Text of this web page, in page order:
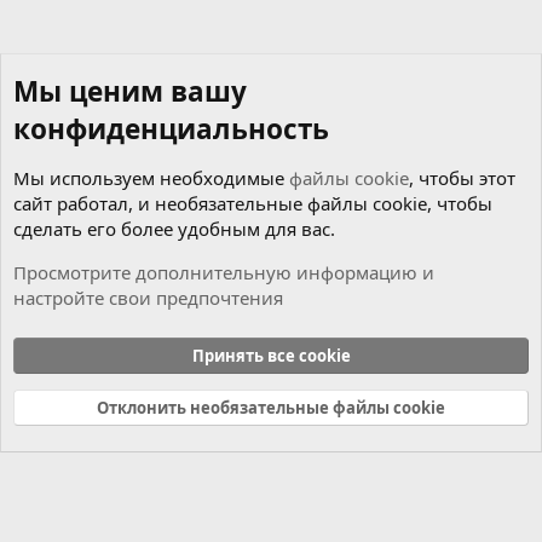
Cookies
Russian (RU)
Связь с нами
Условия и правила
Политика конфиденциальности
Справка Главная
R
Мы ценим вашу
конфиденциальность
Мы используем необходимые файлы cookie, чтобы этот
сайт работал, и необязательные файлы cookie, чтобы
сделать его более удобным для вас.
Просмотрите дополнительную информацию и
настройте свои предпочтения
Принять все cookie
Отклонить необязательные файлы cookie